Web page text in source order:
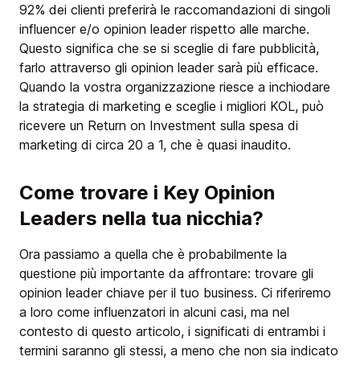
92% dei clienti preferirà le raccomandazioni di singoli
influencer e/o opinion leader rispetto alle marche.
Questo significa che se si sceglie di fare pubblicità,
farlo attraverso gli opinion leader sarà più efficace.
Quando la vostra organizzazione riesce a inchiodare
la strategia di marketing e sceglie i migliori KOL, può
ricevere un Return on Investment sulla spesa di
marketing di circa 20 a 1, che è quasi inaudito.
Come trovare i Key Opinion
Leaders nella tua nicchia?
Ora passiamo a quella che è probabilmente la
questione più importante da affrontare: trovare gli
opinion leader chiave per il tuo business. Ci riferiremo
a loro come influenzatori in alcuni casi, ma nel
contesto di questo articolo, i significati di entrambi i
termini saranno gli stessi, a meno che non sia indicato